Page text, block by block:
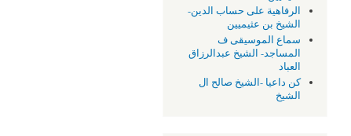
الرفاهية على حساب الدين-
الشيخ بن عثيميين
سماع الموسيقى ف
المساجد- الشيخ عبدالرزاق
العباد
كن داعيا -الشيخ صالح ال
الشيخ